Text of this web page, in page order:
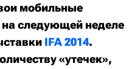
мобильные
на следующей неделе
IFA 2014.
«утечек»,